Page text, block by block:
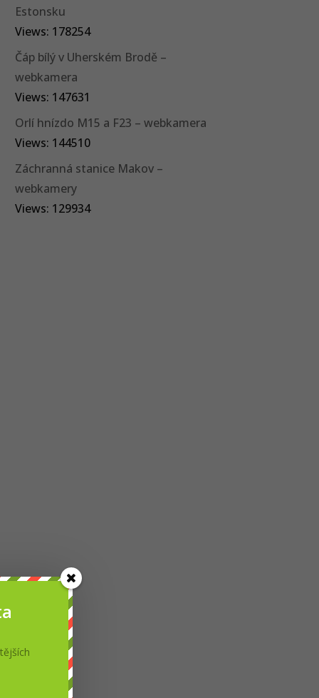
Estonsku
Views: 178254
Čáp bílý v Uherském Brodě –
webkamera
Views: 147631
Orlí hnízdo M15 a F23 – webkamera
Views: 144510
Záchranná stanice Makov –
webkamery
Views: 129934